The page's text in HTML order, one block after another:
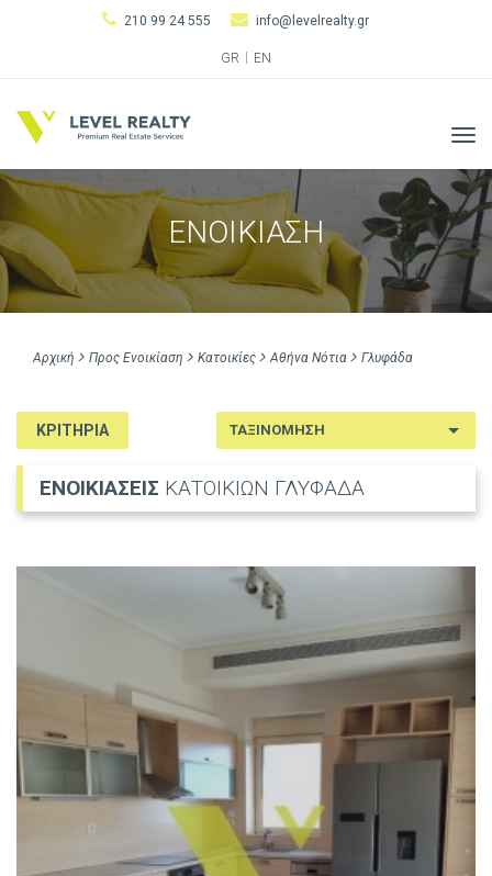
210 99 24 555 info@levelrealty.gr
GR EN
ΕΝΟΙΚΙΑΣΗ
Αρχική Προς Ενοικίαση Κατοικίες Αθήνα Νότια Γλυφάδα
ΚΡΙΤΗΡΙΑ
ΕΝΟΙΚΙΑΣΕΙΣ ΚΑΤΟΙΚΙΩΝ ΓΛΥΦΑΔΑ